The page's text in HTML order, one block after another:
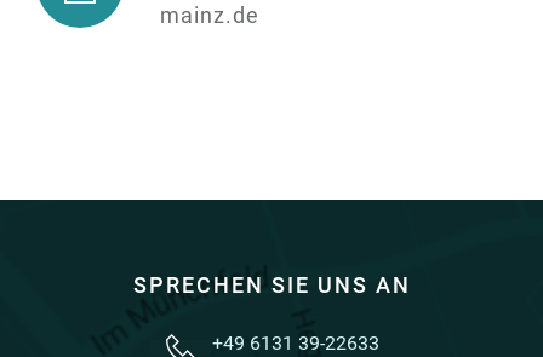
Häckelmann
mainz.de
SPRECHEN SIE UNS AN
+49 6131 39-22633